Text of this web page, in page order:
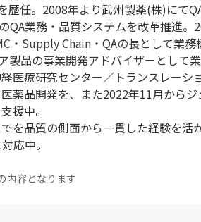
歴任。2008年より武州製薬(株)にて
QA業務・品質システムを改革推進。
・Supply Chain・QAの長として業
製品の事業開発アドバイザーとして
医療研究センター／トランスレーシ
薬品開発を、また2022年11月から
援中。
を品質の側面から一貫した経験を活
応中。
内容となります